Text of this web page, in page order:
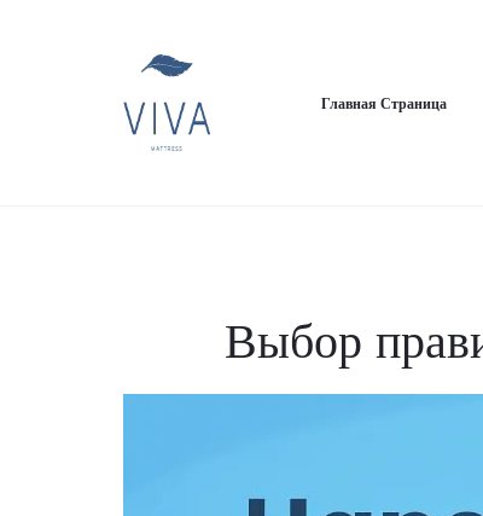
Главная Страница
Выбор